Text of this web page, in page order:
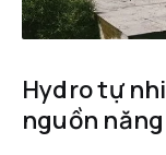
Hydro tự
nguồn